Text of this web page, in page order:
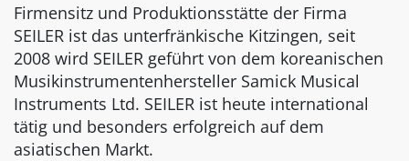
Firmensitz und Produktionsstätte der Firma
SEILER ist das unterfränkische Kitzingen, seit
2008 wird SEILER geführt von dem koreanischen
Musikinstrumentenhersteller Samick Musical
Instruments Ltd. SEILER ist heute international
tätig und besonders erfolgreich auf dem
asiatischen Markt.